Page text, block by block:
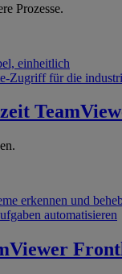
Prozesse.
einheitlich
Zugriff für die
erkennen und
automatisieren